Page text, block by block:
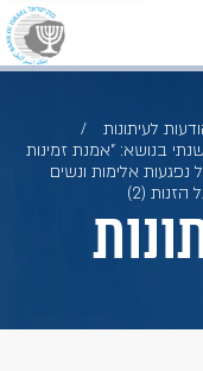
לעיתונות
בנושא: "אמנת זמינות
נפגעות אלימות ונשים
(2)